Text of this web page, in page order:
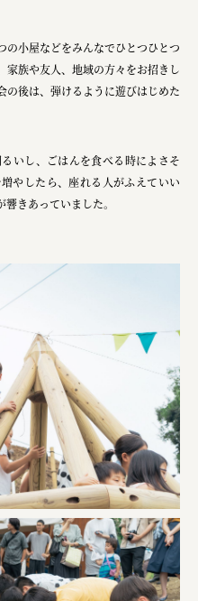
の小屋などをみんなでひとつひとつ
家族や友人、地域の方々をお招きし
の後は、弾けるように遊びはじめた
いし、ごはんを食べる時によさそ
やしたら、座れる人がふえていい
きあっていました。